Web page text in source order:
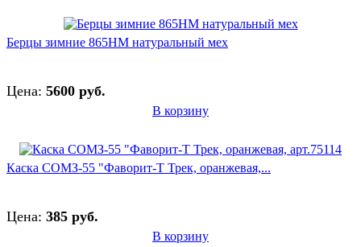
Берцы зимние 865НМ натуральный мех
Цена: 5600 руб.
В корзину
Каска СОМЗ-55 "Фаворит-Т Трек, оранжевая,...
Цена: 385 руб.
В корзину